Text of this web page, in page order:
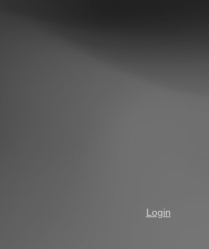
Login